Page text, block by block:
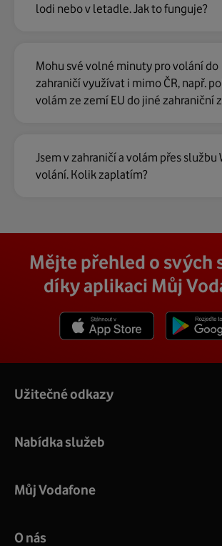
lodi nebo v letadle. Jak to funguje?
Mohu své volné minuty pro volání do
zahraničí využívat i mimo ČR, např.
volám ze zemí EU do jiné zahraniční
Jsem v zahraničí a volám přes službu
volání. Kolik zaplatím?
Mějte přehled o svých
díky aplikaci Můj
Užitečné odkazy
Nabídka služeb
Můj Vodafone
O nás